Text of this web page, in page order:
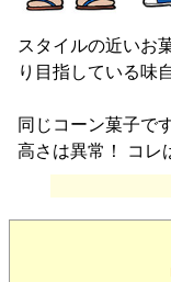
スタイルの近いお
り目指している味
同じコーン菓子で
高さは異常！ コレ